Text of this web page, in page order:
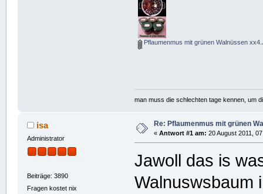
Pflaumenmus mit grünen Walnüssen
man muss die schlechten tage kennen, um
isa
Administrator
Beiträge: 3890
Fragen kostet nix
Re: Pflaumenmus mit grünen
« Antwort #1 am: 20 August 2011,
Jawoll das is
Walnuswsbaum